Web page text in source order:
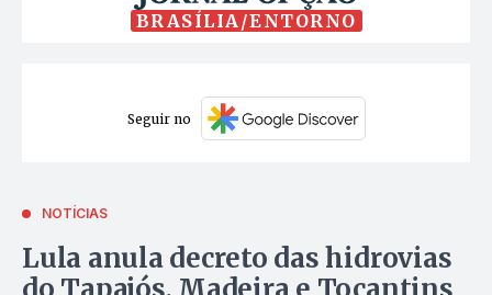
BRASÍLIA/ENTORNO
Seguir no
NOTÍCIAS
Lula anula decreto das hidrovias